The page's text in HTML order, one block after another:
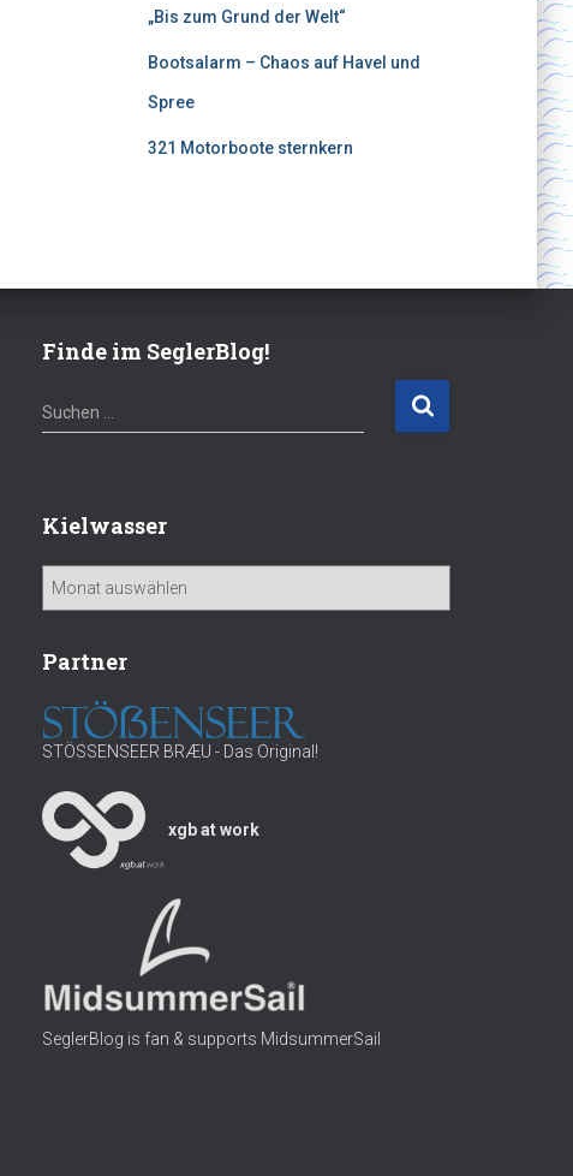
„Bis zum Grund der Welt“
Bootsalarm – Chaos auf Havel und
Spree
321 Motorboote sternkern
Finde im SeglerBlog!
S
u
n
n
c
:
Suchen …
Kielwasser
i
l
a
s
s
r
Partner
STÖSSENSEER BRÆU - Das Original!
xgb at work
SeglerBlog is fan & supports MidsummerSail